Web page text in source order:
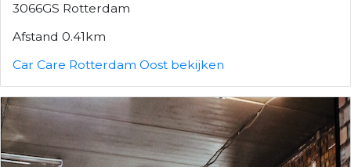
3066GS Rotterdam
Afstand 0.41km
Car Care Rotterdam Oost bekijken